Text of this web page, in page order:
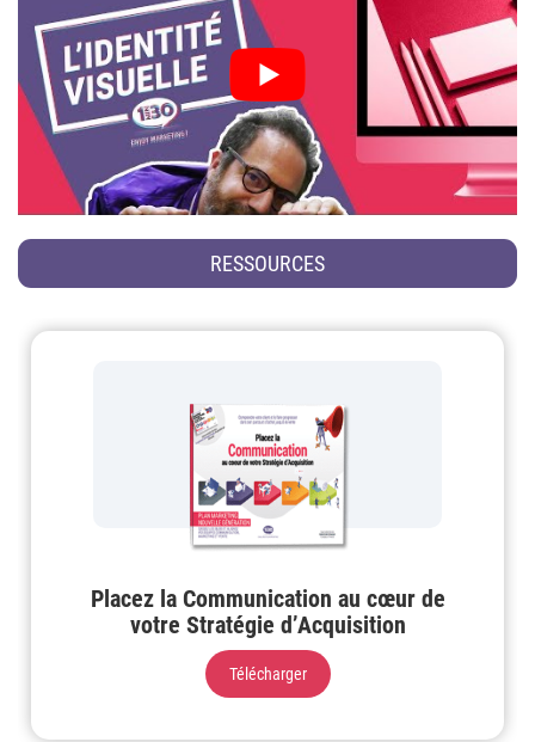
RESSOURCES
Placez la Communication au cœur de
votre Stratégie d’Acquisition
Télécharger